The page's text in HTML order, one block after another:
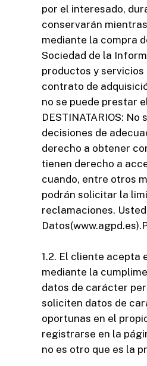
por el interesado,
conservarán
mediante la compra
Sociedad de la
productos y
contrato de
no se puede prestar
DESTINATARIOS:
decisiones de
derecho a obtener
tienen derecho a
cuando, entre otros
podrán solicitar la
reclamaciones.
1.2. El cliente acepta
mediante la
datos de carácter
soliciten datos de
oportunas en el
registrarse en la
no es otro que es la